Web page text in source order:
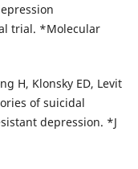
trial. *Molecular
H, Klonsky ED, Levit
of suicidal
depression. *J